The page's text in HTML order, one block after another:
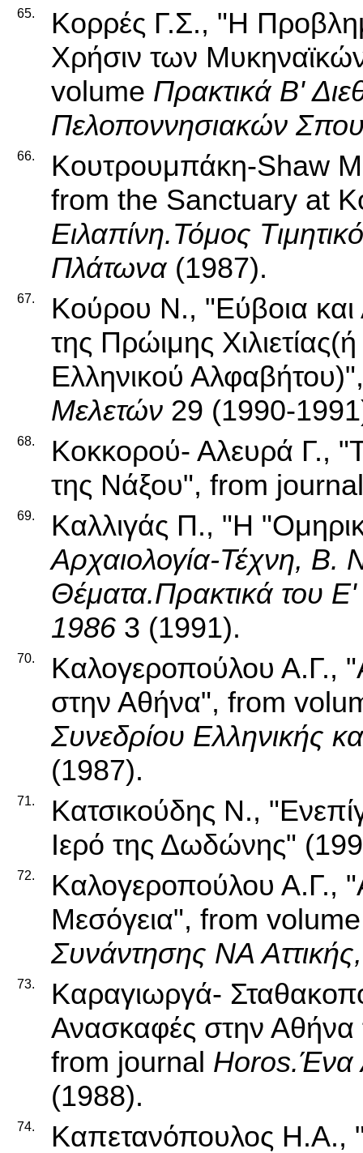
65.
Κορρές Γ.Σ., "Η
Χρήσιν των
volume Πρακτικά Β'
Πελοποννησιακών
66.
Κουτρουμπάκη-Shaw
from the Sanctuary at
Ειλαπίνη.Τόμος
Πλάτωνα(1987).
67.
Κούρου Ν., "Εύβοια και
της Πρώιμης
Ελληνικού
Μελετών 29 (1990-
68.
Κοκκορού- Αλευρά Γ.,
της Νάξου", from
69.
Καλλιγάς Π., "Η
Αρχαιολογία-Τέχνη, Β.
Θέματα.Πρακτικά του Ε'
1986 3 (1991).
70.
Καλογεροπούλου Α.Γ.,
στην Αθήνα", from
Συνεδρίου Ελληνικής
(1987).
71.
Κατσικούδης Ν.,
Ιερό της Δωδώνης"
72.
Καλογεροπούλου Α.Γ.,
Μεσόγεια", from
Συνάντησης ΝΑ
73.
Καραγιωργά-
Ανασκαφές στην Αθήνα
from journal Horos.Ένα
(1988).
74. Καπετανόπουλος Η.Α.,